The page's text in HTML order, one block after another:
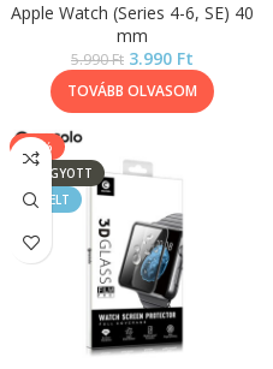
Apple Watch (Series 4-6, SE) 40
mm
5.990Ft 3.990 Ft
TOVÁBB OLVASOM
-11%
ELFOGYOTT
KIEMELT